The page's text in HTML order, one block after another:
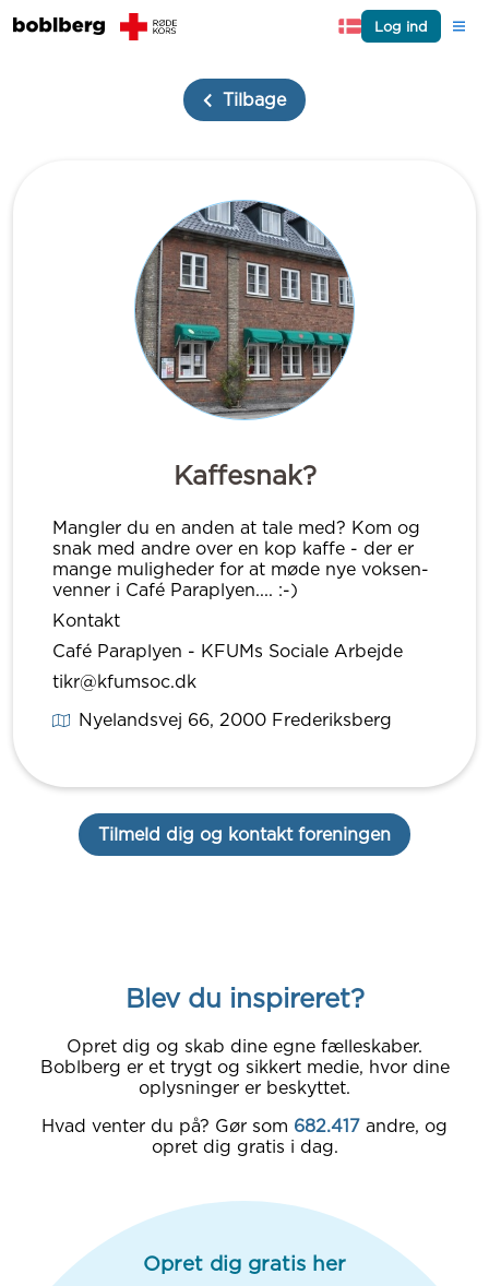
Log ind
Tilbage
Kaffesnak?
Mangler du en anden at tale med? Kom og
snak med andre over en kop kaffe - der er
mange muligheder for at møde nye voksen-
venner i Café Paraplyen.... :-)
Kontakt
Café Paraplyen - KFUMs Sociale Arbejde
tikr@kfumsoc.dk
Nyelandsvej 66, 2000Frederiksberg
Tilmeld dig og kontakt foreningen
Blev du inspireret?
Opret dig og skab dine egne fælleskaber.
Boblberg er et trygt og sikkert medie, hvor dine
oplysninger er beskyttet.
Hvad venter du på? Gør som 682.417 andre, og
opret dig gratis i dag.
Opret dig gratis her